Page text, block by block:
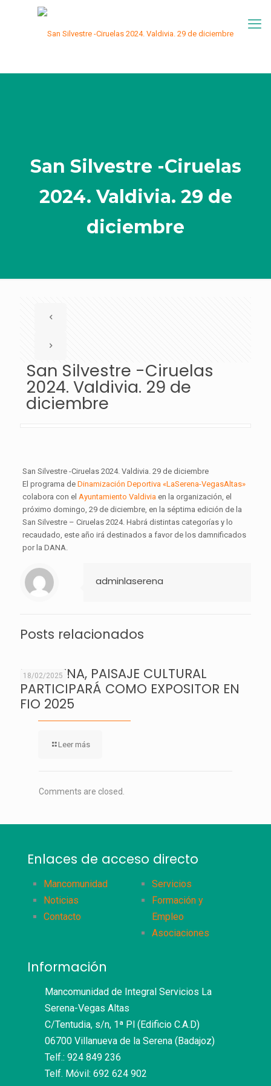
San Silvestre -Ciruelas
2024. Valdivia. 29 de
diciembre
San Silvestre -Ciruelas
2024. Valdivia. 29 de
diciembre
San Silvestre -Ciruelas 2024. Valdivia. 29 de diciembre
El programa de Dinamización Deportiva «LaSerena-VegasAltas»
colabora con el Ayuntamiento Valdiviaen la organización, el
próximo domingo, 29 de diciembre, en la séptima edición de la
San Silvestre – Ciruelas 2024. Habrá distintas categorías y lo
recaudado, este año irá destinados a favor de los damnificados
por la DANA.
adminlaserena
Posts relacionados
18/02/2025
LA SERENA, PAISAJE CULTURAL
PARTICIPARÁ COMO EXPOSITOR EN
FIO 2025
Leer más
Comments are closed.
Enlaces de acceso directo
Mancomunidad
Noticias
Contacto
Servicios
Formación y
Empleo
Asociaciones
Información
Mancomunidad de Integral Servicios La
Serena-Vegas Altas
C/Tentudia, s/n, 1ª Pl (Edificio C.A.D)
06700 Villanueva de la Serena (Badajoz)
Telf.: 924 849 236
Telf. Móvil: 692 624 902